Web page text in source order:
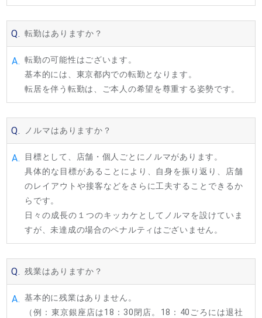
Q. 転勤はありますか？
A. 転勤の可能性はございます。
基本的には、東京都内での転勤となります。
転居を伴う転勤は、ご本人の希望を尊重する姿勢です。
Q. ノルマはありますか？
A.
目標として、店舗・個人ごとにノルマがあります。
具体的な目標があることにより、自身を振り返り、店舗
のレイアウトや接客などをさらに工夫することできるか
らです。
日々の成長の１つのキッカケとしてノルマを設けていま
すが、未達成の場合のペナルティはございません。
Q. 残業はありますか？
A. 基本的に残業はありません。
（例：東京銀座店は18：30閉店。18：40ごろには退社